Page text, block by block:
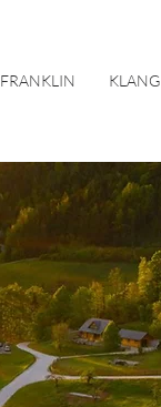
FRANKLIN KLANG